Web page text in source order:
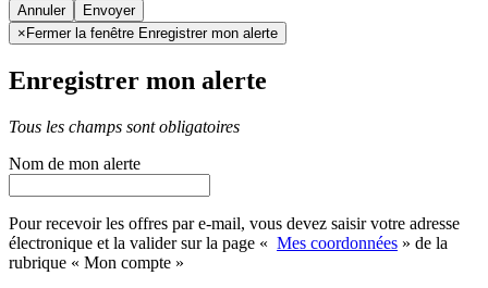
Annuler
× Fermer la fenêtre Enregistrer mon alerte
Enregistrer mon alerte
Tous les champs sont obligatoires
Nom de mon alerte
Pour recevoir les offres par e-mail, vous devez saisir votre adresse
électronique et la valider sur la page « Mes coordonnées » de la
rubrique « Mon compte »